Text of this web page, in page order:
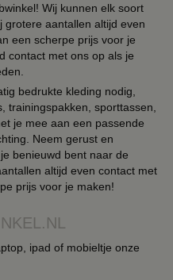
Wij kunnen elk soort
grotere aantallen altijd even
een scherpe prijs voor je
contact met ons op als je
bedrukte kleding nodig,
trainingspakken, sporttassen,
je mee aan een passende
Neem gerust en
benieuwd bent naar de
altijd even contact met
prijs voor je maken!
ipad of mobieltje onze